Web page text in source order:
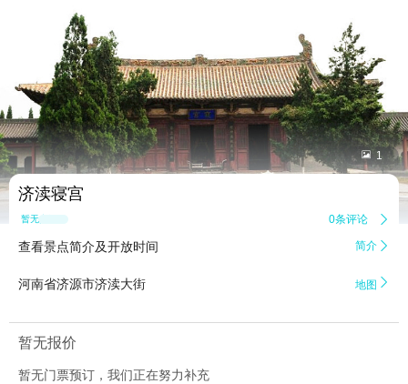
 1
济渎寝宫
暂无点评 0条评论 
查看景点简介及开放时间 简介 
河南省济源市济渎大街 地图 
暂无报价
暂无门票预订，我们正在努力补充